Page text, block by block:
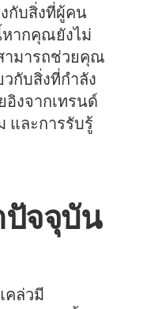
กับสิ่งที่ผู้คน
ากคุณยังไม่
มารถช่วยคุณ
กับสิ่งที่กำลัง
อิงจากเทรนด์
และการรับรู้
จจุบัน
คล่วมี